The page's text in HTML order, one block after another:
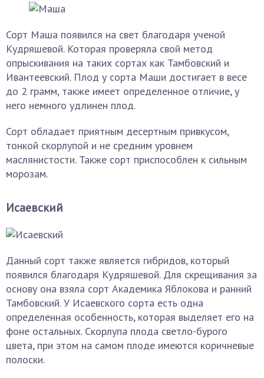
Сорт Маша появился на свет благодаря ученой
Кудряшевой. Которая проверяла свой метод
опрыскивания на таких сортах как Тамбовский и
Ивантеевский. Плод у сорта Маши достигает в весе
до 2 грамм, также имеет определенное отличие, у
него немного удлинен плод.
Сорт обладает приятным десертным привкусом,
тонкой скорлупой и не средним уровнем
маслянистости. Также сорт приспособлен к сильным
морозам.
Исаевский
Данный сорт также является гибридов, который
появился благодаря Кудряшевой. Для скрещивания за
основу она взяла сорт Академика Яблокова и ранний
Тамбовский. У Исаевского сорта есть одна
определенная особенность, которая выделяет его на
фоне остальных. Скорлупа плода светло-бурого
цвета, при этом на самом плоде имеются коричневые
полоски.